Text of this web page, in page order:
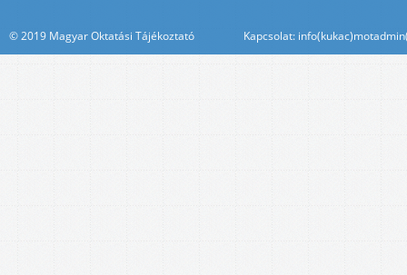
© 2019 Magyar Oktatási Tájékoztató Kapcsolat: